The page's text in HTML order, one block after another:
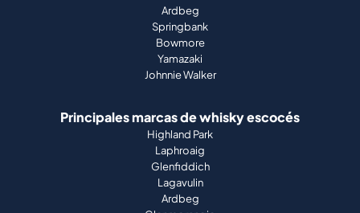
Ardbeg
Springbank
Bowmore
Yamazaki
Johnnie Walker
Principales marcas de whisky escocés
Highland Park
Laphroaig
Glenfiddich
Lagavulin
Ardbeg